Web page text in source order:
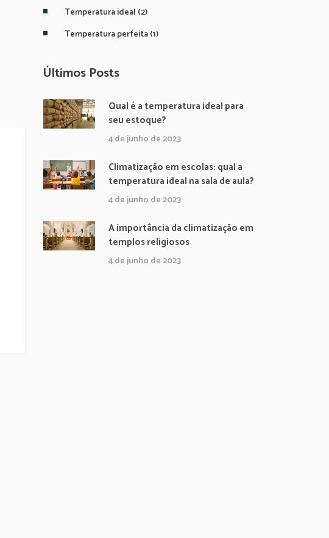
Temperatura ideal (2)
Temperatura perfeita(1)
Últimos Posts
Qual é a temperatura ideal para
seu estoque?
4 de junho de 2023
Climatização em escolas: qual a
temperatura ideal na sala de aula?
4 de junho de 2023
A importância da climatização em
templos religiosos
4 de junho de 2023